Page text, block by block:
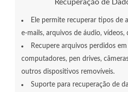
Recuperação de
Ele permite recuperar tipos de
e-mails, arquivos de áudio, vídeos,
Recupere arquivos perdidos
computadores, pen drives,
outros dispositivos removíveis.
Suporte para recuperação de